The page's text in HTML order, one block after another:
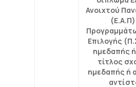
Ανοιχτού
(Ε.Α.Π)
Επιλογής
ημεδαπής
τίτλος
ημεδαπής ή